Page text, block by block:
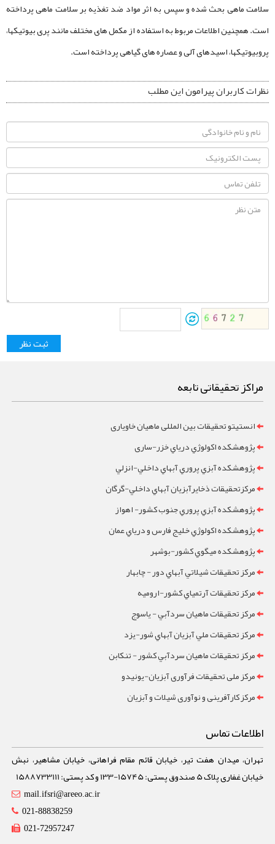
سلامت ماهی بحث شده و سپس به اثر مواد ضد تغذیه بر سلامت ماهی پرداخته
است. همچنین اطلاعات مربوط به استفاده از مکمل های مختلف مانند پری بیوتیکها،
پروبیوتیکها، اسیدهای آلی و عصاره های گیاهی پرداخته است.
نظرات کاربران پیرامون این مطلب
مراکز تحقیقاتی تابعه
انستیتو تحقیقات بین المللی ماهیان خاویاری
پژوهشکده اکولوژي درياي خزر-ساری
پژوهشکده آبزي پروري آبهاي داخلي-انزلي
مرکزتحقيقات ذخايرآبزيان آبهاي داخلي-گرگان
پژوهشکده آبزي پروري جنوب کشور- اهواز
پژوهشکده اکولوژي خليج فارس و درياي عمان
پژوهشکده ميگوي کشور-بوشهر
مرکز تحقيقات شيلاتي آبهاي دور - چابهار
مرکز تحقيقات آرتمياي کشور-ارومیه
مرکز تحقيقات ماهيان سردآبي - ياسوج
مرکز تحقيقات ملي آبزيان آبهاي شور-یزد
مرکز تحقيقات ماهيان سردآبي کشور - تنکابن
مرکز ملی تحقیقات فرآوری آبزیان-یونیدو
مرکز کارآفرینی و نوآوری شیلات و آبزیان
اطلاعات تماس
تهران، میدان هفت تیر، خیابان قائم مقام فراهانی، خیابان مشاهیر، نبش
خیابان غفاری پلاک 5 صندوق پستی: 15745-133 و کد پستی: 1588733111
mail.ifsri@areeo.ac.ir
021-88838259
021-72957247